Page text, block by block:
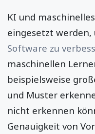
KI und
eingesetzt werden,
Software zu
maschinellen
beispielsweise
und Muster
nicht erkennen
Genauigkeit von